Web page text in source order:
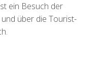
ein Besuch der
über die Tourist-